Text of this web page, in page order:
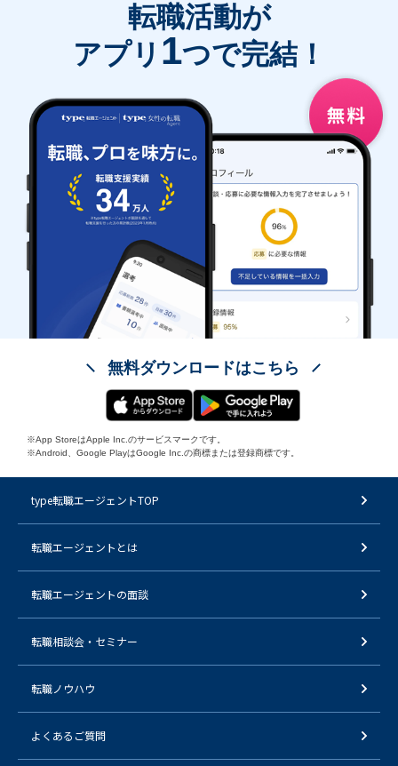
転職活動が
アプリ 1つで完結！
無料ダウンロードはこちら
※App StoreはApple Inc.のサービスマークです。
※Android、Google PlayはGoogle Inc.の商標または登録商標です。
type転職エージェントTOP
転職エージェントとは
転職エージェントの面談
転職相談会・セミナー
転職ノウハウ
よくあるご質問